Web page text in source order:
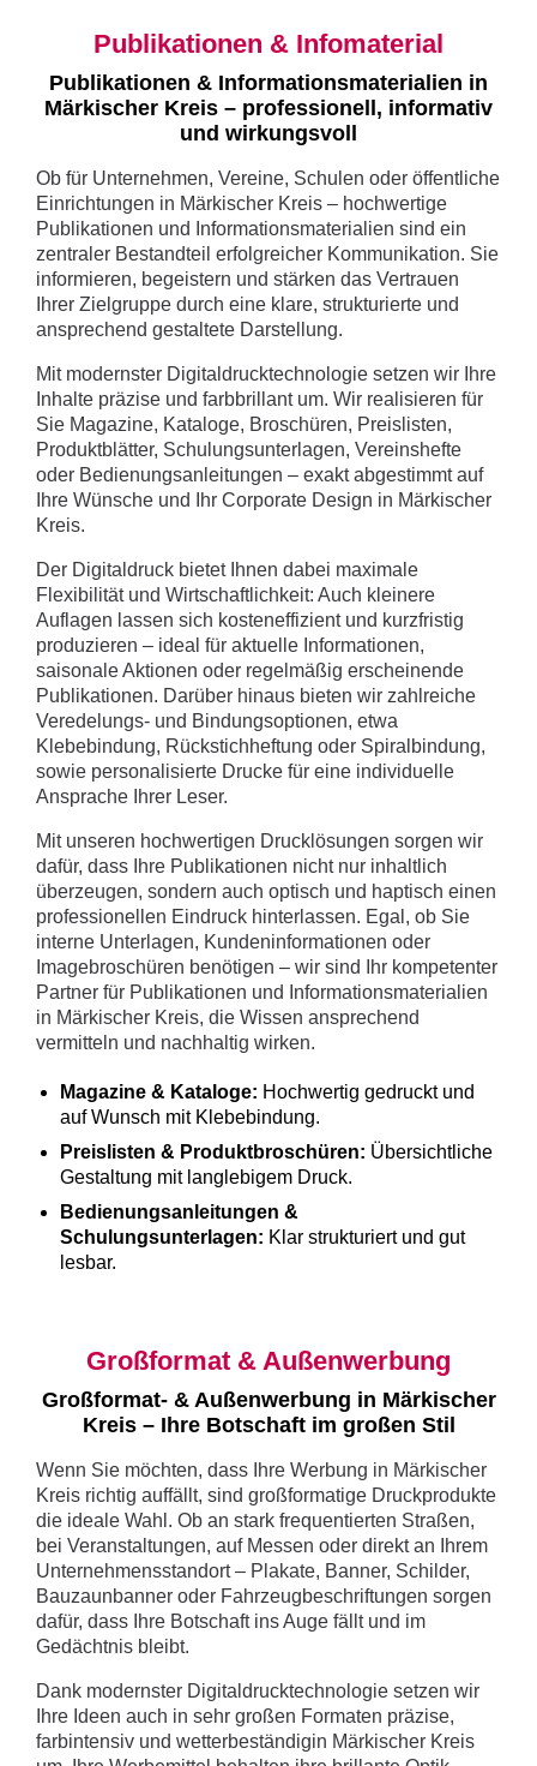
Publikationen & Infomaterial
Publikationen & Informationsmaterialien in
Märkischer Kreis – professionell, informativ
und wirkungsvoll
Ob für Unternehmen, Vereine, Schulen oder öffentliche
Einrichtungen in Märkischer Kreis – hochwertige
Publikationen und Informationsmaterialien sind ein
zentraler Bestandteil erfolgreicher Kommunikation. Sie
informieren, begeistern und stärken das Vertrauen
Ihrer Zielgruppe durch eine klare, strukturierte und
ansprechend gestaltete Darstellung.
Mit modernster Digitaldrucktechnologie setzen wir Ihre
Inhalte präzise und farbbrillant um. Wir realisieren für
Sie Magazine, Kataloge, Broschüren, Preislisten,
Produktblätter, Schulungsunterlagen, Vereinshefte
oder Bedienungsanleitungen – exakt abgestimmt auf
Ihre Wünsche und Ihr Corporate Design in Märkischer
Kreis.
Der Digitaldruck bietet Ihnen dabei maximale
Flexibilität und Wirtschaftlichkeit: Auch kleinere
Auflagen lassen sich kosteneffizient und kurzfristig
produzieren – ideal für aktuelle Informationen,
saisonale Aktionen oder regelmäßig erscheinende
Publikationen. Darüber hinaus bieten wir zahlreiche
Veredelungs- und Bindungsoptionen, etwa
Klebebindung, Rückstichheftung oder Spiralbindung,
sowie personalisierte Drucke für eine individuelle
Ansprache Ihrer Leser.
Mit unseren hochwertigen Drucklösungen sorgen wir
dafür, dass Ihre Publikationen nicht nur inhaltlich
überzeugen, sondern auch optisch und haptisch einen
professionellen Eindruck hinterlassen. Egal, ob Sie
interne Unterlagen, Kundeninformationen oder
Imagebroschüren benötigen – wir sind Ihr kompetenter
Partner für Publikationen und Informationsmaterialien
in Märkischer Kreis, die Wissen ansprechend
vermitteln und nachhaltig wirken.
Magazine & Kataloge: Hochwertig gedruckt und
auf Wunsch mit Klebebindung.
Preislisten & Produktbroschüren: Übersichtliche
Gestaltung mit langlebigem Druck.
Bedienungsanleitungen &
Schulungsunterlagen: Klar strukturiert und gut
lesbar.
Großformat & Außenwerbung
Großformat- & Außenwerbung in Märkischer
Kreis – Ihre Botschaft im großen Stil
Wenn Sie möchten, dass Ihre Werbung in Märkischer
Kreis richtig auffällt, sind großformatige Druckprodukte
die ideale Wahl. Ob an stark frequentierten Straßen,
bei Veranstaltungen, auf Messen oder direkt an Ihrem
Unternehmensstandort – Plakate, Banner, Schilder,
Bauzaunbanner oder Fahrzeugbeschriftungen sorgen
dafür, dass Ihre Botschaft ins Auge fällt und im
Gedächtnis bleibt.
Dank modernster Digitaldrucktechnologie setzen wir
Ihre Ideen auch in sehr großen Formaten präzise,
farbintensiv und wetterbeständigin Märkischer Kreis